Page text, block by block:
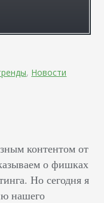
, Новости
контентом от
о фишках
Но сегодня я
нашего